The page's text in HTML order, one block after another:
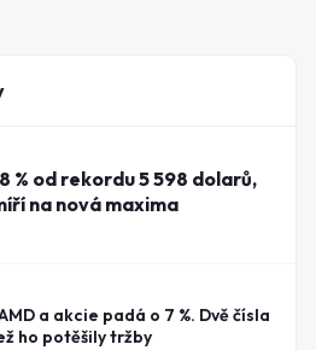
od rekordu 5 598 dolarů,
na nová maxima
a akcie padá o 7 %. Dvě čísla
ho potěšily tržby